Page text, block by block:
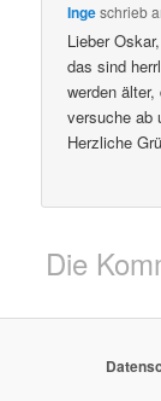
Ingeschrieb
Lieber Oskar,
das sind
werden
versuche ab
Herzliche
Die